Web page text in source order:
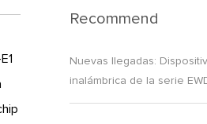
Recommend
Nuevas llegadas:
inalámbrica de la serie